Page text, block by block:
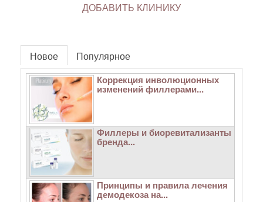
ДОБАВИТЬ КЛИНИКУ
Новое Популярное
Коррекция инволюционных
изменений филлерами...
Филлеры и биоревитализанты
бренда...
Принципы и правила лечения
демодекоза на...